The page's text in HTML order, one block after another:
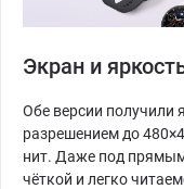
Экран и
Обе версии получили
разрешением до
нит. Даже под
чёткой и легко